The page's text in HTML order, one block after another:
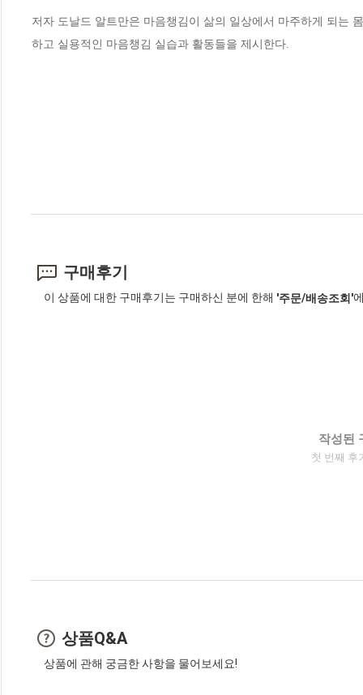
저자 도날드 알트만은 마음챙김이 삶의 일상에서 마주하게 되는
하고 실용적인 마음챙김 실습과 활동들을 제시한다.
구매후기
이 상품에 대한 구매후기는 구매하신 분에 한해 '주문/배송조회'
작성된
첫 번째 후
상품Q&A
상품에 관해 궁금한 사항을 물어보세요!